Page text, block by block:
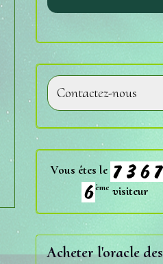
Contactez-nous
Vous êtes le
ème visiteur
Acheter l'oracle des